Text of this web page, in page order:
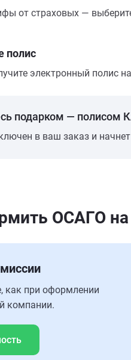
от страховых —
полис
электронный полис
подарком — полисом
в ваш заказ и
ОСАГО на
как при оформлении
компании.